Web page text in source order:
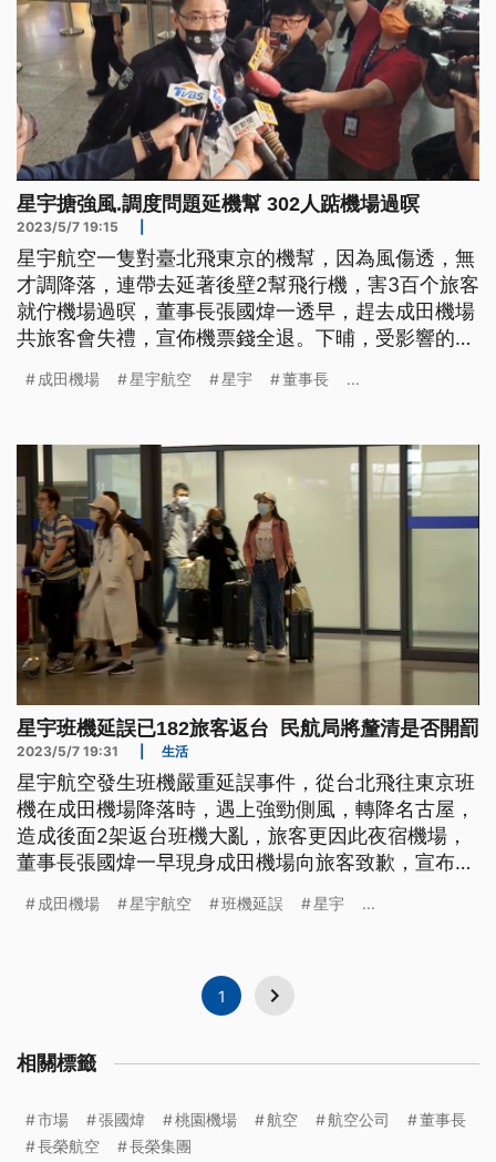
星宇搪強風.調度問題延機幫 302人踮機場過暝
2023/5/7 19:15
星宇航空一隻對臺北飛東京的機幫，因為風傷透，無
才調降落，連帶去延著後壁2幫飛行機，害3百个旅客
就佇機場過暝，董事長張國煒一透早，趕去成田機場
共旅客會失禮，宣佈機票錢全退。下晡，受影響的
要求星宇明仔載隨來說明，若有違法就欲罰。（這條
成田機場 星宇航空 星宇 董事長 ...
星宇班機延誤已182旅客返台 民航局將釐清是否開罰
2023/5/7 19:31 生活
星宇航空發生班機嚴重延誤事件，從台北飛往東京班
機在成田機場降落時，遇上強勁側風，轉降名古屋，
造成後面2架返台班機大亂，旅客更因此夜宿機場，
董事長張國煒一早現身成田機場向旅客致歉，宣布全
要求星宇航空說明詳情，若有違法將會開罰。
成田機場 星宇航空 班機延誤 星宇 ...
1
相關標籤
市場 張國煒 桃園機場 航空 航空公司
董事長
長榮航空
長榮集團